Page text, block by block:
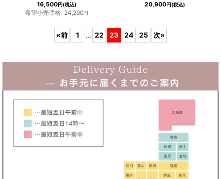
16,500円(税込)
希望小売価格: 24,200円
20,900円(税込)
«前 1 ... 22 23 24 25 次»